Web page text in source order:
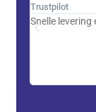
Trustpilot
Snelle levering